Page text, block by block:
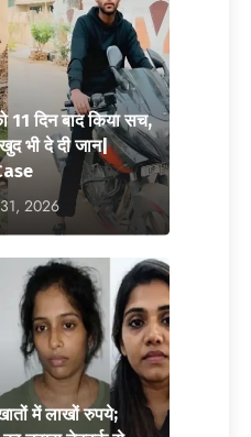
11 दिन बाद किया सच,
खुद भी दे दी जान|
2026
में लाखों रुपये;